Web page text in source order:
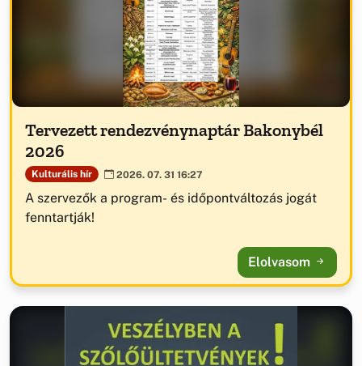
Tervezett rendezvénynaptár Bakonybél
2026
Kulturális hír 2026. 07. 31 16:27
A szervezők a program- és időpontváltozás jogát
fenntartják!
Elolvasom